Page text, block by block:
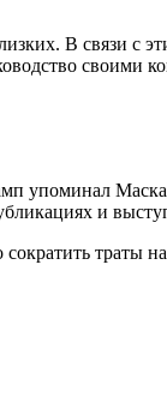
В связи с
своими
упоминал
и
траты